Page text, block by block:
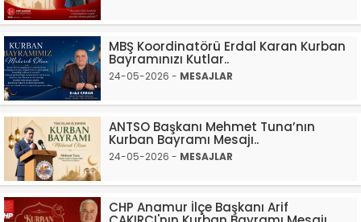
MBŞ Koordinatörü Erdal Karan Kurban
Bayramınızı Kutlar..
24-05-2026 - MESAJLAR
ANTSO Başkanı Mehmet Tuna’nın
Kurban Bayramı Mesajı..
24-05-2026 - MESAJLAR
CHP Anamur İlçe Başkanı Arif